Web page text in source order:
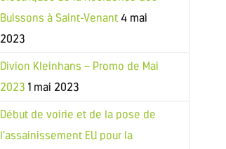
Buissons à Saint-Venant 4 mai
2023
Divion Kleinhans – Promo de Mai
2023 1 mai 2023
Début de voirie et de la pose de
l’assainissement EU pour la